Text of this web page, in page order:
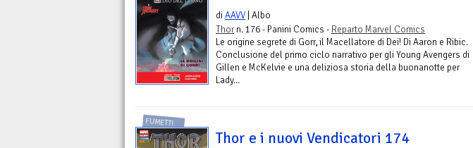
diAAVV | Albo
Thorn. 176 - Panini Comics - Reparto Marvel Comics
Le origine segrete di Gorr, il Macellatore di Dei! Di Aaron e Ribic.
Conclusione del primo ciclo narrativo per gli Young Avengers di
Gillen e McKelvie e una deliziosa storia della buonanotte per
Lady...
FUMETTI
Thor e i nuovi Vendicatori 174